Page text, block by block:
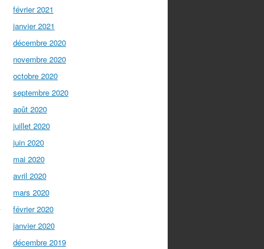
février 2021
janvier 2021
décembre 2020
novembre 2020
octobre 2020
septembre 2020
août 2020
juillet 2020
juin 2020
mai 2020
avril 2020
mars 2020
février 2020
janvier 2020
décembre 2019